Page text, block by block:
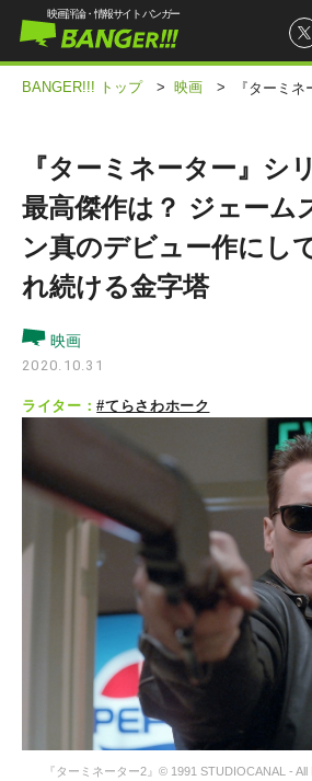
映画評論・情報サイト バンガー
BANGER!!! トップ > 映画 > 『ターミ
『ターミネーター』シ
最高傑作は？ ジェーム
ン真のデビュー作にし
れ続ける金字塔
映画
2020.10.31
ライター：#てらさわホーク
『ターミネーター2』© 1991 STUDIOCANAL -